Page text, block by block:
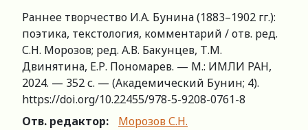
Раннее творчество И.А. Бунина (1883–1902 гг.):
поэтика, текстология, комментарий / отв. ред.
С.Н. Морозов; ред. А.В. Бакунцев, Т.М.
Двинятина, Е.Р. Пономарев. — М.: ИМЛИ РАН,
2024. — 352 с. — (Академический Бунин; 4).
https://doi.org/10.22455/978-5-9208-0761-8
Отв. редактор:
Морозов С.Н.